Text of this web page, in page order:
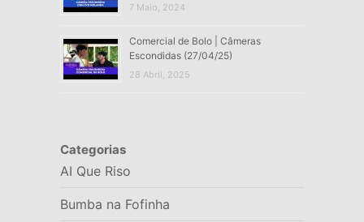
7 Maio, 2024
Comercial de Bolo | Câmeras
Escondidas (27/04/25)
28 Abril, 2025
Categorias
AI Que Riso
Bumba na Fofinha